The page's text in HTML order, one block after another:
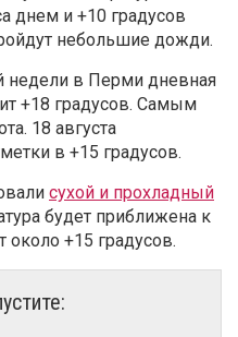
днем и +10 градусов
небольшие дожди.
недели в Перми дневная
+18 градусов. Самым
18 августа
в +15 градусов.
сухой и прохладный
будет приближена к
около +15 градусов.